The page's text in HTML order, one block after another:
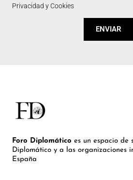
Privacidad y Cookies
ENVIAR
Foro Diplomático es un espacio de
Diplomático y a las organizaciones
España